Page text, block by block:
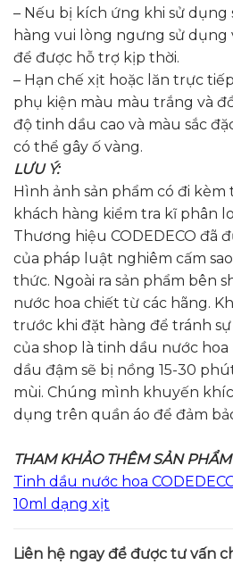
– Nếu bị kích ứng khi sử dụng
hàng vui lòng ngưng sử dụng
để được hỗ trợ kịp thời.
– Hạn chế xịt hoặc lăn trực
phụ kiện màu màu trắng và
độ tinh dầu cao và màu sắc
có thể gây ố vàng.
LƯU Ý:
Hình ảnh sản phẩm có đi kèm
khách hàng kiểm tra kĩ phân
Thương hiệu CODEDECO đã
của pháp luật nghiêm cấm
thức. Ngoài ra sản phẩm bên
nước hoa chiết từ các hãng.
trước khi đặt hàng để tránh
của shop là tinh dầu nước
dầu đậm sẽ bị nồng 15-30
mùi. Chúng mình khuyến
dụng trên quần áo để đảm
THAM KHẢO THÊM SẢN
Tinh dầu nước hoa
10ml dạng xịt
Liên hệ ngay để được tư vấn c